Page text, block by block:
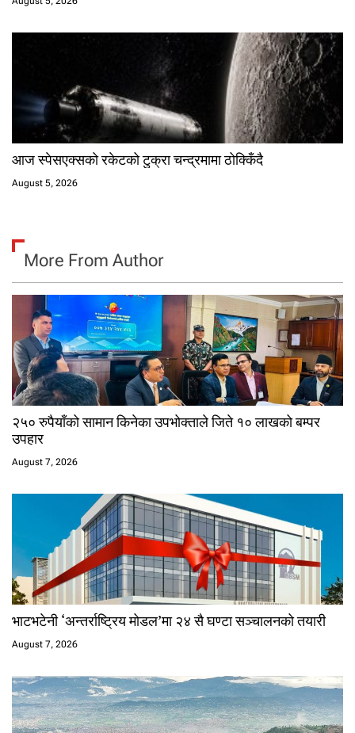
आज स्पेसएक्सको रकेटको टुक्रा चन्द्रमामा ठोक्किँदै
August 5, 2026
More From Author
२५० रुपैयाँको सामान किनेका उपभोक्ताले जिते १० लाखको बम्पर
उपहार
August 7, 2026
भाटभटेनी ‘अन्तर्राष्ट्रिय मोडल’मा २४ सै घण्टा सञ्चालनको तयारी
August 7, 2026